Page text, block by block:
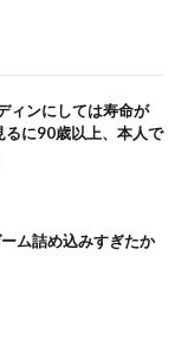
ィンにしては寿命が
るに90歳以上、本人で
ム詰め込みすぎたか